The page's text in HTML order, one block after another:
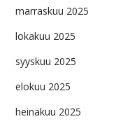
marraskuu 2025
lokakuu 2025
syyskuu 2025
elokuu 2025
heinäkuu 2025